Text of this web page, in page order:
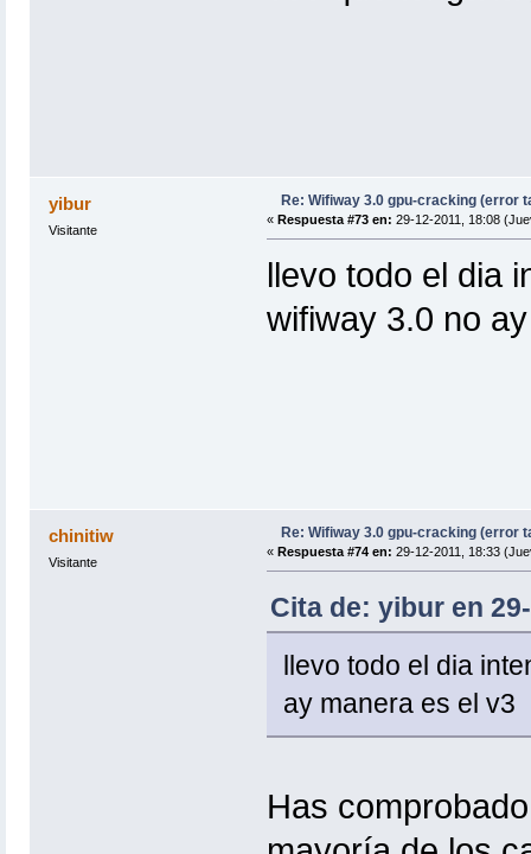
yibur
Visitante
Re: Wifiway 3.0 gpu-cracking (error
« Respuesta #73 en: 29-12-2011, 18:08
llevo todo el dia
wifiway 3.0 no
chinitiw
Visitante
Re: Wifiway 3.0 gpu-cracking (error
« Respuesta #74 en: 29-12-2011, 18:33
Cita de: yibur en
llevo todo el dia
ay manera es el v3
Has